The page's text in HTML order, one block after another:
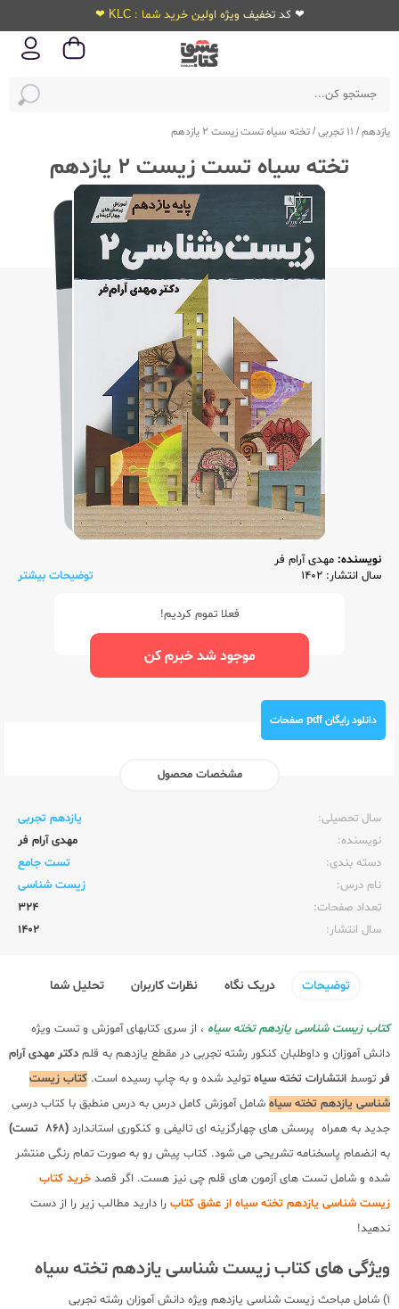
❤ کد تخفیف ویژه اولین خرید شما : KLC ❤
یازدهم/ 11 تجربی /تخته سیاه تست زیست 2 یازدهم
تخته سیاه تست زیست 2 یازدهم
نویسنده: مهدی آرام فر
سال انتشار: 1402
توضیحات بیشتر
فعلا تموم کردیم!
موجود شد خبرم کن
دانلود رایگان pdf صفحات
مشخصات محصول
سال تحصیلی:‌
یازدهم تجربی
نویسنده:‌
مهدی آرام فر
دسته بندی:
تست جامع
نام درس:
زیست شناسی
تعداد صفحات:‌
324
سال انتشار:‌
1402
توضیحات دریک نگاه نظرات کاربران تحلیل شما
کتاب زیست شناسی یازدهم تخته سیاه ، از سری کتابهای آموزش و تست ویژه
دانش آموزان و داوطلبان کنکور رشته تجربی در مقطع یازدهم به قلم دکتر مهدی آرام
فر توسط انتشارات تخته سیاه تولید شده و به چاپ رسیده است. کتاب زیست
شناسی یازدهم تخته سیاه شامل آموزش کامل درس به درس منطبق با کتاب درسی
جدید به همراه پرسش های چهارگزینه ای تالیفی و کنکوری استاندارد (868 تست)
به انضمام پاسخنامه تشریحی می شود. کتاب پیش رو به صورت تمام رنگی منتشر
شده و شامل تست های آزمون های قلم چی نیز هست. اگر قصد خرید کتاب
زیست شناسی یازدهم تخته سیاه از عشق کتاب را دارید مطالب زیر را از دست
ندهید!
ویژگی های کتاب زیست شناسی یازدهم تخته سیاه
1) شامل مباحث زیست شناسی یازدهم ویژه دانش آموزان رشته تجربی